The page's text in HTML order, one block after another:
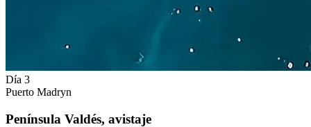
Día 3
Puerto Madryn
Península Valdés, avistaje